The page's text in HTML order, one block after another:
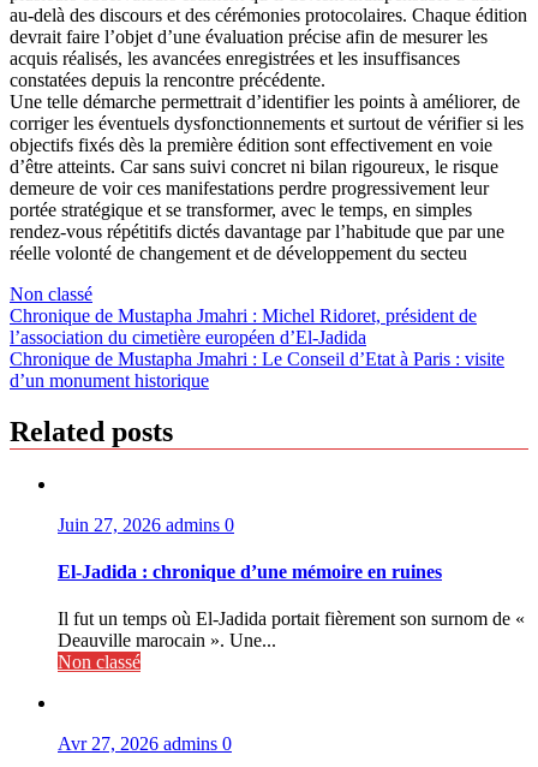
au-delà des discours et des cérémonies protocolaires. Chaque édition
devrait faire l’objet d’une évaluation précise afin de mesurer les
acquis réalisés, les avancées enregistrées et les insuffisances
constatées depuis la rencontre précédente.
Une telle démarche permettrait d’identifier les points à améliorer, de
corriger les éventuels dysfonctionnements et surtout de vérifier si les
objectifs fixés dès la première édition sont effectivement en voie
d’être atteints. Car sans suivi concret ni bilan rigoureux, le risque
demeure de voir ces manifestations perdre progressivement leur
portée stratégique et se transformer, avec le temps, en simples
rendez-vous répétitifs dictés davantage par l’habitude que par une
réelle volonté de changement et de développement du secteu
Non classé
Navigation
de
l’article
Chronique de Mustapha Jmahri : Michel Ridoret, président de
l’association du cimetière européen d’El-Jadida
Chronique de Mustapha Jmahri : Le Conseil d’Etat à Paris : visite
d’un monument historique
Related posts
Juin 27, 2026 admins 0
El-Jadida : chronique d’une mémoire en ruines
Il fut un temps où El-Jadida portait fièrement son surnom de «
Deauville marocain ». Une...
Non classé
Avr 27, 2026 admins 0